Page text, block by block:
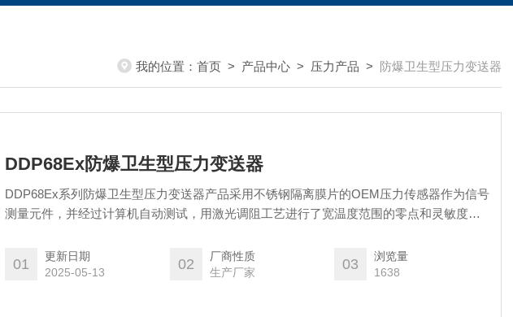
我的位置： 首页 > 产品中心 > 压力产品 > 防爆卫生型压力变送器
DDP68Ex防爆卫生型压力变送器
DDP68Ex系列防爆卫生型压力变送器产品采用不锈钢隔离膜片的OEM压力传感器作为信号
测量元件，并经过计算机自动测试，用激光调阻工艺进行了宽温度范围的零点和灵敏度温
感器的技术优势，使DDP68Ex系列压力变送器具有优异的性能。它抗干扰、过载和抗冲击
能力强、温度漂移小、稳定性高，是食品、制药等领域理想的压力测量仪
01
更新日期
2025-05-13
02
厂商性质
生产厂家
03
浏览量
1638